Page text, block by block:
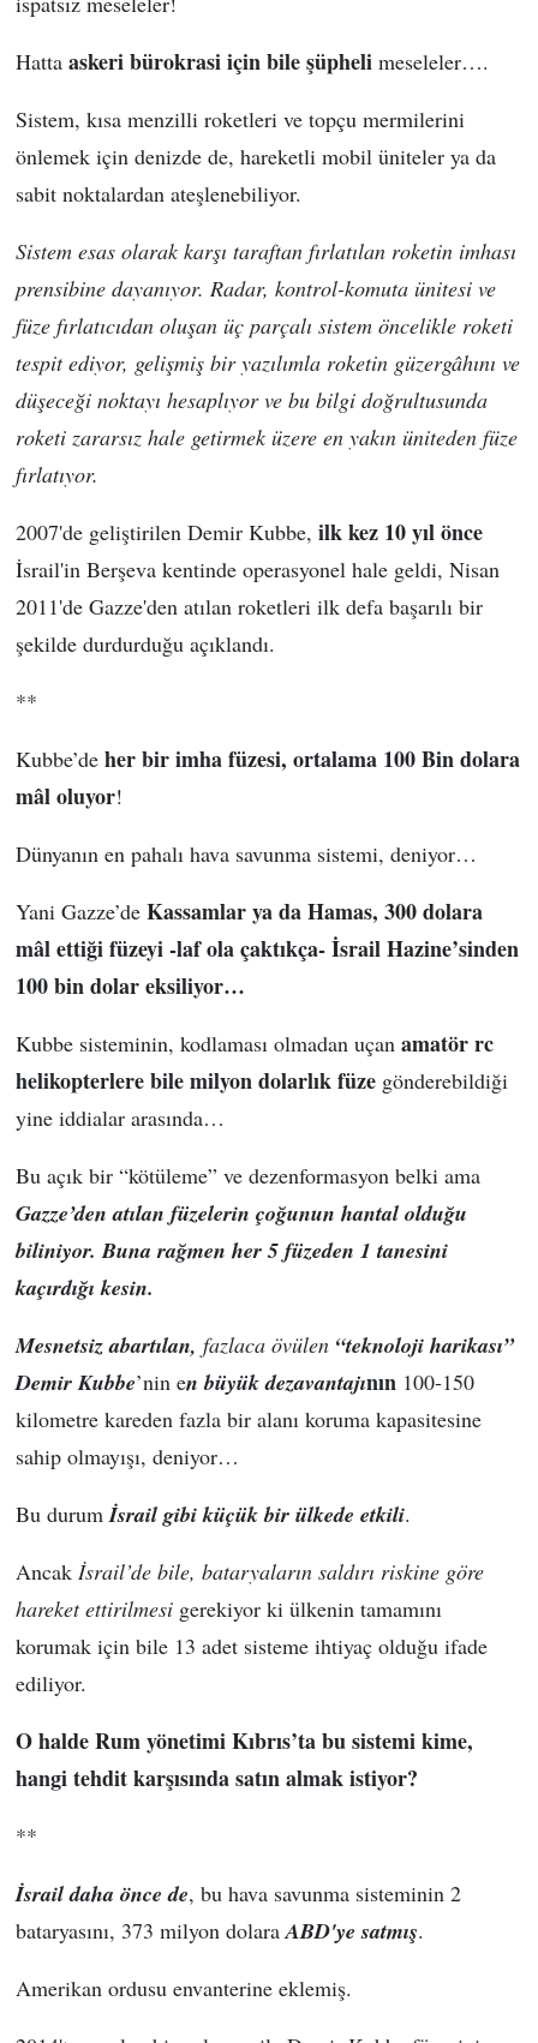
Hatta askeri bürokrasi için bile şüpheli meseleler….
Sistem, kısa menzilli roketleri ve topçu mermilerini
önlemek için denizde de, hareketli mobil üniteler ya da
sabit noktalardan ateşlenebiliyor.
Sistem esas olarak karşı taraftan fırlatılan roketin imhası
prensibine dayanıyor. Radar, kontrol-komuta ünitesi ve
füze fırlatıcıdan oluşan üç parçalı sistem öncelikle roketi
tespit ediyor, gelişmiş bir yazılımla roketin güzergâhını ve
düşeceği noktayı hesaplıyor ve bu bilgi doğrultusunda
roketi zararsız hale getirmek üzere en yakın üniteden füze
fırlatıyor.
2007'de geliştirilen Demir Kubbe, ilk kez 10 yıl önce
İsrail'in Berşeva kentinde operasyonel hale geldi, Nisan
2011'de Gazze'den atılan roketleri ilk defa başarılı bir
şekilde durdurduğu açıklandı.
**
Kubbe’de her bir imha füzesi, ortalama 100 Bin dolara
mâl oluyor!
Dünyanın en pahalı hava savunma sistemi, deniyor…
Yani Gazze’de Kassamlar ya da Hamas, 300 dolara
mâl ettiği füzeyi -laf ola çaktıkça- İsrail Hazine’sinden
100 bin dolar eksiliyor…
Kubbe sisteminin, kodlaması olmadan uçan amatör rc
helikopterlere bile milyon dolarlık füzegönderebildiği
yine iddialar arasında…
Bu açık bir “kötüleme” ve dezenformasyon belki ama
Gazze’den atılan füzelerin çoğunun hantal olduğu
biliniyor. Buna rağmen her 5 füzeden 1 tanesini
kaçırdığı kesin.
Mesnetsiz abartılan, fazlaca övülen“teknoloji harikası”
Demir Kubbe’nin en büyük dezavantajının 100-150
kilometre kareden fazla bir alanı koruma kapasitesine
sahip olmayışı, deniyor…
Bu durum İsrail gibi küçük bir ülkede etkili.
Ancak İsrail’de bile, bataryaların saldırı riskine göre
hareket ettirilmesigerekiyor ki ülkenin tamamını
korumak için bile 13 adet sisteme ihtiyaç olduğu ifade
ediliyor.
O halde Rum yönetimi Kıbrıs’ta bu sistemi kime,
hangi tehdit karşısında satın almak istiyor?
**
İsrail daha önce de, bu hava savunma sisteminin 2
bataryasını, 373 milyon dolaraABD'ye satmış.
Amerikan ordusu envanterine eklemiş.